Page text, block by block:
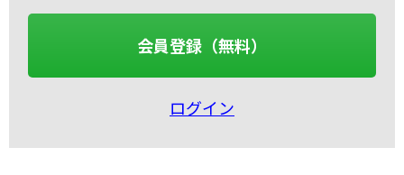
会員登録（無料）
ログイン